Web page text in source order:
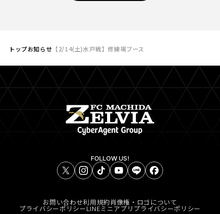
トップお知らせ 【2/14(土)水戸戦】修練場ブース
FOLLOW US!
お問い合わせ利用規約肖像権・ロゴについて
プライバシーポリシーLINEミニアプリプライバシーポリシー